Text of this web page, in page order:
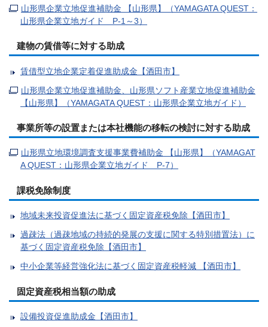
山形県企業立地促進補助金 【山形県】（YAMAGATA QUEST：
山形県企業立地ガイド P-1～3）
建物の賃借等に対する助成
賃借型立地企業定着促進助成金【酒田市】
山形県企業立地促進補助金、山形県ソフト産業立地促進補助金
【山形県】（YAMAGATA QUEST：山形県企業立地ガイド）
事業所等の設置または本社機能の移転の検討に対する助成
山形県立地環境調査支援事業費補助金 【山形県】（YAMAGAT
A QUEST：山形県企業立地ガイド P-7）
課税免除制度
地域未来投資促進法に基づく固定資産税免除【酒田市】
過疎法（過疎地域の持続的発展の支援に関する特別措置法）に
基づく固定資産税免除【酒田市】
中小企業等経営強化法に基づく固定資産税軽減 【酒田市】
固定資産税相当額の助成
設備投資促進助成金【酒田市】